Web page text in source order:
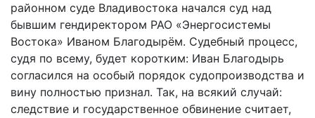
районном суде Владивостока начался суд над
бывшим гендиректором РАО «Энергосистемы
Востока» Иваном Благодырём. Судебный процесс,
судя по всему, будет коротким: Иван Благодырь
согласился на особый порядок судопроизводства и
вину полностью признал. Так, на всякий случай:
следствие и государственное обвинение считает,